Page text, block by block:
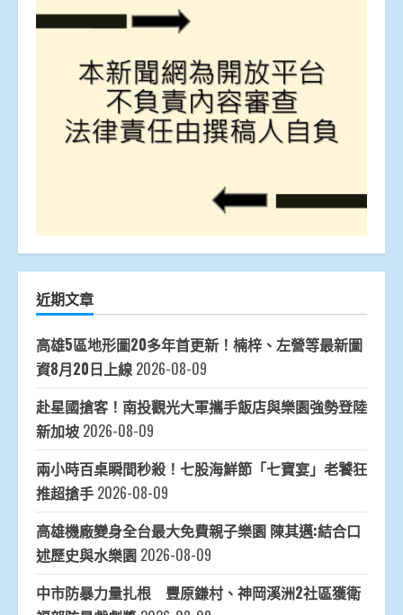
近期文章
高雄5區地形圖20多年首更新！楠梓、左營等最新圖
資8月20日上線 2026-08-09
赴星國搶客！南投觀光大軍攜手飯店與樂園強勢登陸
新加坡 2026-08-09
兩小時百桌瞬間秒殺！七股海鮮節「七寶宴」老饕狂
推超搶手 2026-08-09
高雄機廠變身全台最大免費親子樂園 陳其邁:結合口
述歷史與水樂園 2026-08-09
中市防暴力量扎根 豐原鎌村、神岡溪洲2社區獲衛